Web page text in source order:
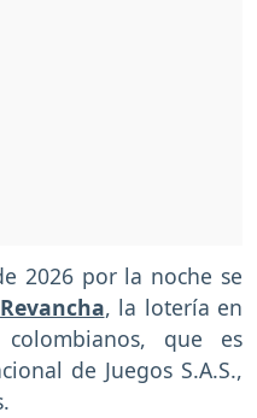
2026 por la noche se
Revancha, la lotería en
que es
de Juegos S.A.S.,